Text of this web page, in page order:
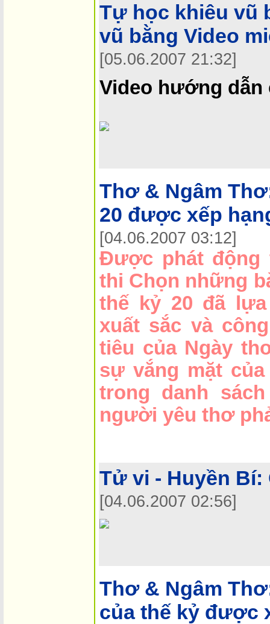
Tự học khiêu vũ
vũ bằng Video
[05.06.2007 21:32]
Video hướng dẫn
Thơ & Ngâm
20 được xếp
[04.06.2007 03:12]
Được phát động
thi Chọn những
thế kỷ 20 đã
xuất sắc và
tiêu của Ngày
sự vắng mặt
trong danh
người yêu thơ
Tử vi - Huyền Bí:
[04.06.2007 02:56]
Thơ & Ngâm
của thế kỷ được